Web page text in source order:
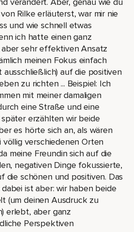
komisch wird.
Über die Geduld von Rainer Maria
die eigene stille,
lassen,
kommt und durch nichts gedrängt oder
und dann gebären,
drängt und getrost in den Stürmen des
Sommer kommen könnte.
zu den Geduldigen,
verändert. Aber, genau wie du
Rilke erläuterst, war mir nie
und wie schnell etwas
ich hatte einen ganz
sehr effektiven Ansatz
meinen Fokus einfach
ausschließlich) auf die positiven
zu richten ... Beispiel: Ich
mit meiner damaligen
eine Straße und eine
erzählten wir beide
es hörte sich an, als wären
völlig verschiedenen Orten
meine Freundin sich auf die
negativen Dinge fokussierte,
die schönen und positiven. Das
ist aber: wir haben beide
(um deinen Ausdruck zu
erlebt, aber ganz
Perspektiven